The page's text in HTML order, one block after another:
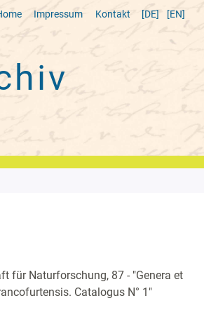
Impressum Kontakt [DE] [EN]
für Naturforschung, 87 - "Genera et
Catalogus N° 1"